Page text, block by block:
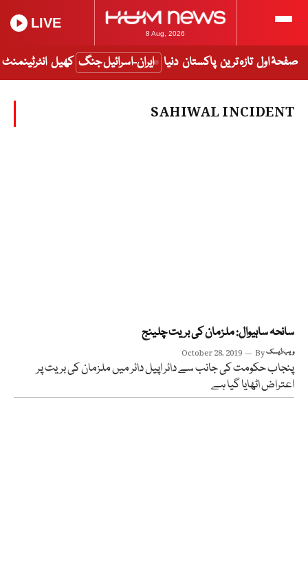
8 Aug, 2026
LIVE
صفحۂ اول تازہ ترین پاکستان دنیا ایران-اسرائیل جنگ کھیل انٹرٹینمنٹ
SAHIWAL INCIDENT
سانحہ ساہیوال: ملزمان کی بریت چلینج
October 28, 2019 Byویب ڈیسک
پنجاب حکومت کی جانب سے دائر اپیل دائر میں ملزمان کی بریت پر
اعتراض اٹھایا گیا ہے